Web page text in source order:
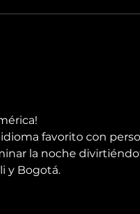
favorito con
la noche
y Bogotá.